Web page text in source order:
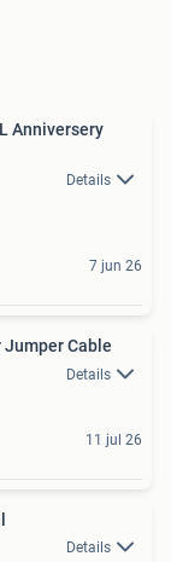
Anniversery
Details
7 jun 26
Jumper Cable
Details
11 jul 26
Details